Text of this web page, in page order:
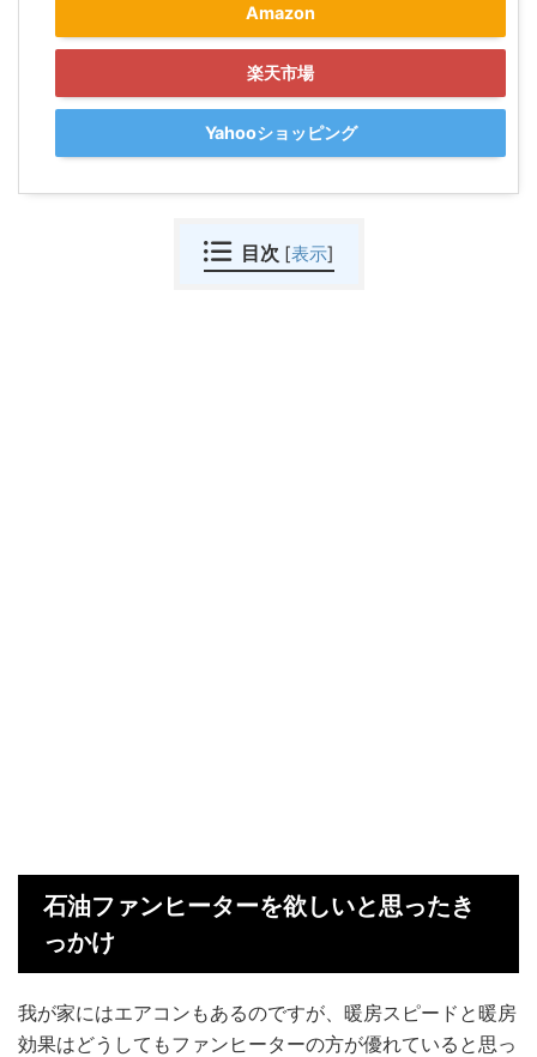
Amazon
楽天市場
Yahooショッピング
目次 [表示]
石油ファンヒーターを欲しいと思ったき
っかけ
我が家にはエアコンもあるのですが、暖房スピードと暖房
効果はどうしてもファンヒーターの方が優れていると思っ